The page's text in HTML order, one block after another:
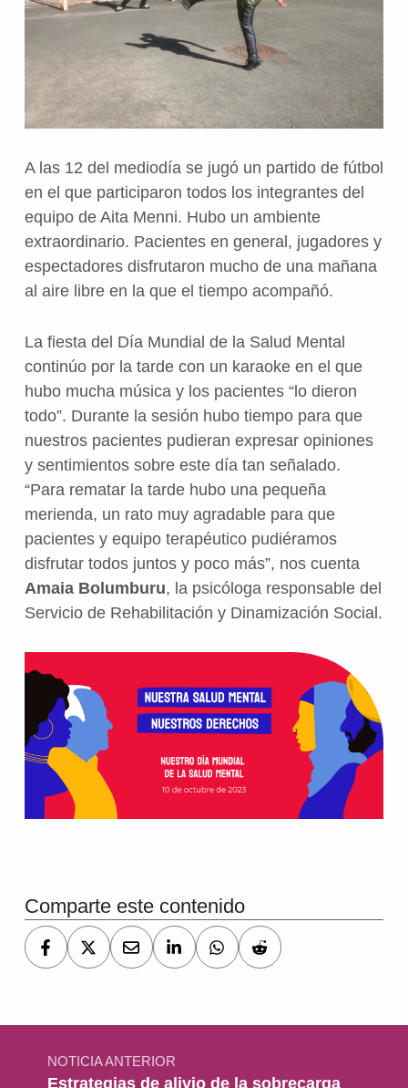
A las 12 del mediodía se jugó un partido de fútbol
en el que participaron todos los integrantes del
equipo de Aita Menni. Hubo un ambiente
extraordinario. Pacientes en general, jugadores y
espectadores disfrutaron mucho de una mañana
al aire libre en la que el tiempo acompañó.
La fiesta del Día Mundial de la Salud Mental
continúo por la tarde con un karaoke en el que
hubo mucha música y los pacientes “lo dieron
todo”. Durante la sesión hubo tiempo para que
nuestros pacientes pudieran expresar opiniones
y sentimientos sobre este día tan señalado.
“Para rematar la tarde hubo una pequeña
merienda, un rato muy agradable para que
pacientes y equipo terapéutico pudiéramos
disfrutar todos juntos y poco más”, nos cuenta
Amaia Bolumburu, la psicóloga responsable del
Servicio de Rehabilitación y Dinamización Social.
Comparte este contenido
Navegación de entradas
NOTICIA ANTERIOR
Estrategias de alivio de la sobrecarga